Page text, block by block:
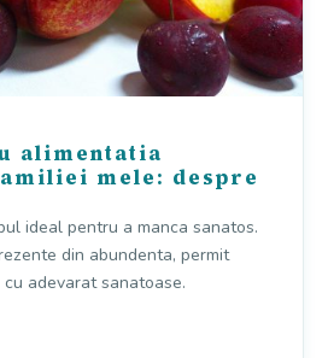
alimentatia
mele: despre
ideal pentru a manca sanatos.
din abundenta, permit
adevarat sanatoase.